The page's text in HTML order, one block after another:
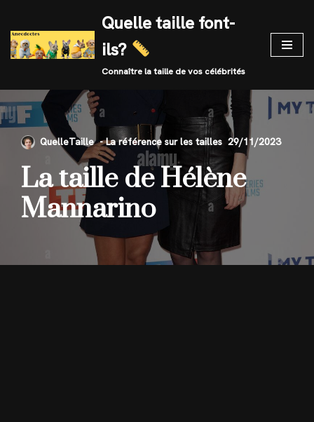
Skip
to
Quelle taille font-
ils?
Connaître la taille de vos célébrités
QuelleTaille 29/11/2023
La taille de Hélène
Mannarino